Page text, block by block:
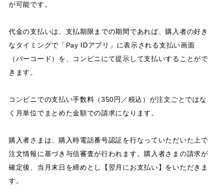
が可能です。
代金の支払いは、支払期限までの期間であれば、購入者の好き
なタイミングで「Pay IDアプリ」に表示される支払い画面
（バーコード）を、コンビニにて提示して支払いすることがで
きます。
コンビニでの支払い手数料（350円／税込）が注文ごとではな
く月単位でまとめた金額での請求になります。
購入者さまは、購入時電話番号認証を行なっていただいた上で
注文情報に基づき与信審査が行われます。購入者さまの請求が
確定後、当月末日を締めとし【翌月にお支払い】をいただきま
す。